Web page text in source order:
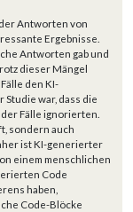
Antworten von
Ergebnisse.
Antworten gab und
dieser Mängel
den KI-
war, dass die
Fälle ignorierten.
sondern auch
ist KI-generierter
einem menschlichen
Code
haben,
Code-Blöcke